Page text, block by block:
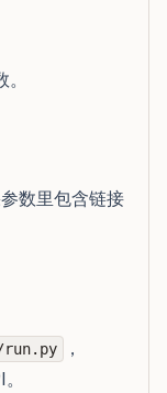
数里包含链接
，